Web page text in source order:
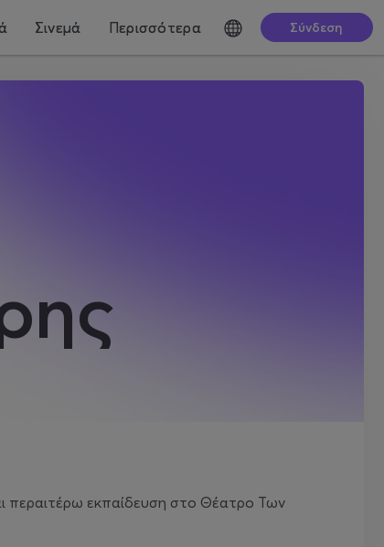
Σινεμά Περισσότερα Σύνδεση
περαιτέρω εκπαίδευση στο Θέατρο Των